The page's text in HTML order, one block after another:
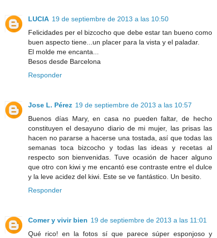
LUCIA 19 de septiembre de 2013 a las 10:50
Felicidades per el bizcocho que debe estar tan bueno como
buen aspecto tiene...un placer para la vista y el paladar.
El molde me encanta...
Besos desde Barcelona
Responder
Jose L. Pérez 19 de septiembre de 2013 a las 10:57
Buenos días Mary, en casa no pueden faltar, de hecho
constituyen el desayuno diario de mi mujer, las prisas las
hacen no pararse a hacerse una tostada, así que todas las
semanas toca bizcocho y todas las ideas y recetas al
respecto son bienvenidas. Tuve ocasión de hacer alguno
que otro con kiwi y me encantó ese contraste entre el dulce
y la leve acidez del kiwi. Este se ve fantástico. Un besito.
Responder
Comer y vivir bien 19 de septiembre de 2013 a las 11:01
Qué rico! en la fotos sí que parece súper esponjoso y